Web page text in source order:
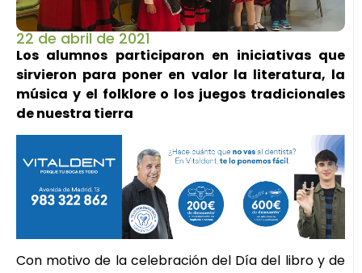
22 de abril de 2021
Los alumnos participaron en iniciativas que
sirvieron para poner en valor la literatura, la
música y el folklore o los juegos tradicionales
de nuestra tierra
Con motivo de la celebración del Día del libro y de